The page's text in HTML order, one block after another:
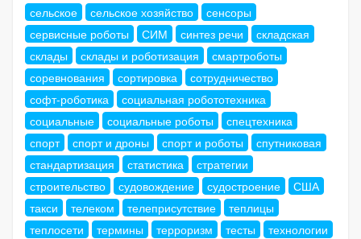
сельское
сельское хозяйство
сенсоры
сервисные роботы
СИМ синтез речи
складская
склады
склады и роботизация
смартроботы
соревнования
сортировка
сотрудничество
софт-роботика
социальная робототехника
социальные
социальные роботы
спецтехника
спорт
спорт и дроны спорт и роботы
спутниковая
стандартизация
статистика
стратегии
строительство
судовождение судостроение
США
такси
телеком телеприсутствие
теплицы
теплосети
термины терроризм тесты
технологии